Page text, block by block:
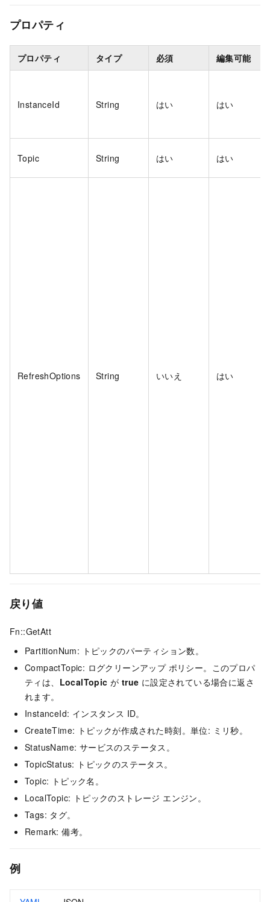
プロパティ
プロパティ タイプ 必須 編集可能
InstanceId String はい はい
Topic String はい はい
RefreshOptions String いいえ はい
戻り値
Fn::GetAtt
PartitionNum: トピックのパーティション数。
CompactTopic: ログクリーンアップ ポリシー。このプロパ
ティは、 LocalTopic が true に設定されている場合に返さ
れます。
InstanceId: インスタンス ID。
CreateTime: トピックが作成された時刻。単位: ミリ秒。
StatusName: サービスのステータス。
TopicStatus: トピックのステータス。
Topic: トピック名。
LocalTopic: トピックのストレージ エンジン。
Tags: タグ。
Remark: 備考。
例